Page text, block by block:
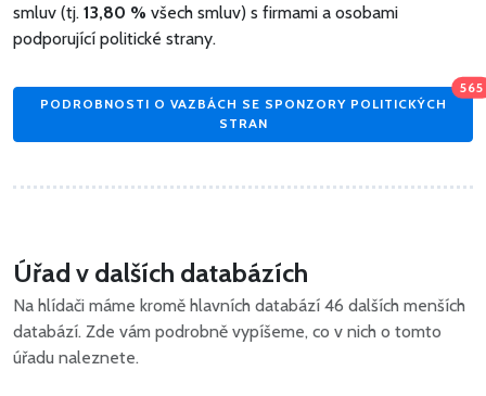
smluv (tj. 13,80 % všech smluv) s firmami a osobami
podporující politické strany.
PODROBNOSTI O VAZBÁCH SE SPONZORY POLITICKÝCH
STRAN
565
Úřad v dalších databázích
Na hlídači máme kromě hlavních databází 46 dalších menších
databází. Zde vám podrobně vypíšeme, co v nich o tomto
úřadu naleznete.